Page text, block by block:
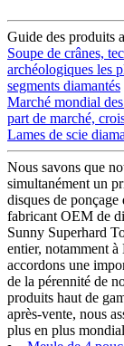
Guide des produits
Soupe de crânes,
archéologiques les
segments diamantés
Marché mondial
part de marché,
Lames de scie
Nous savons que
simultanément un
disques de
fabricant OEM de
Sunny Superhard
entier, notamment
accordons une
de la pérennité de
produits haut de
après-vente, nous
plus en plus